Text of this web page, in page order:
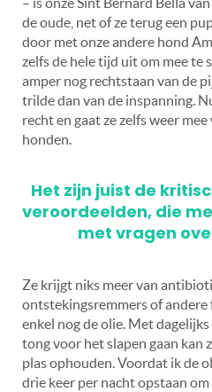
de oude, net of ze terug een
door met onze andere hond
zelfs de hele tijd uit om mee te
amper nog rechtstaan van de
trilde dan van de inspanning.
recht en gaat ze zelfs weer
honden.
Het zijn juist de
veroordeelden, die
met vragen
Ze krijgt niks meer van
ontstekingsremmers of andere
enkel nog de olie. Met
tong voor het slapen gaan kan
plas ophouden. Voordat ik de
drie keer per nacht opstaan